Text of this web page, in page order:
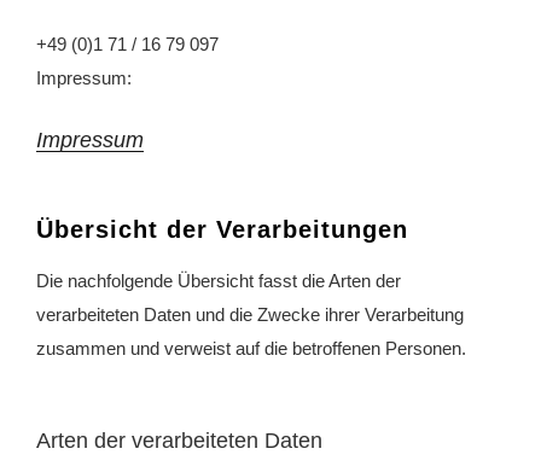
+49 (0)1 71 / 16 79 097
Impressum:
Impressum
Übersicht der Verarbeitungen
Die nachfolgende Übersicht fasst die Arten der
verarbeiteten Daten und die Zwecke ihrer Verarbeitung
zusammen und verweist auf die betroffenen Personen.
Arten der verarbeiteten Daten